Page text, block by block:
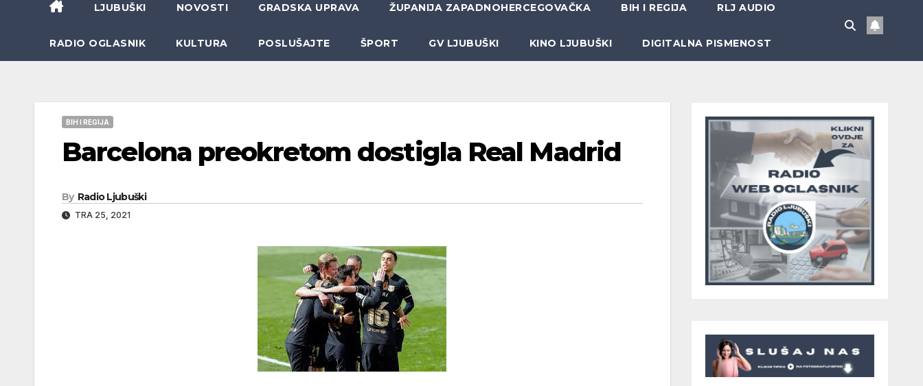
LJUBUŠKI NOVOSTI GRADSKA UPRAVA ŽUPANIJA ZAPADNOHERCEGOVAČKA BIH I REGIJA RLJ AUDIO
RADIO OGLASNIK KULTURA POSLUŠAJTE ŠPORT GV LJUBUŠKI KINO LJUBUŠKI DIGITALNA PISMENOST
BIH I REGIJA
Barcelona preokretom dostigla Real Madrid
By Radio Ljubuški
TRA 25, 2021